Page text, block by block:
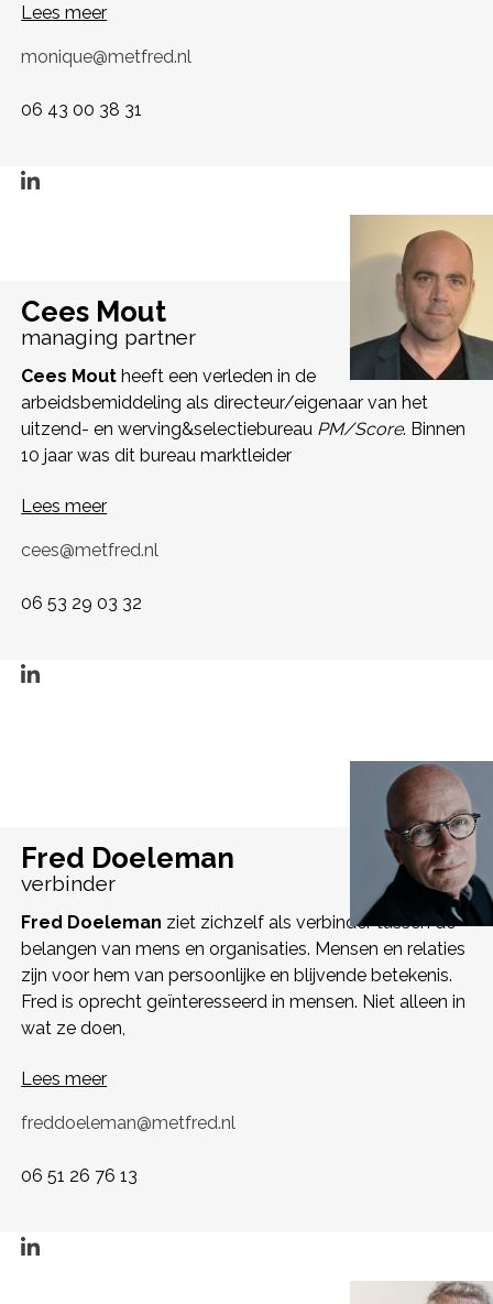
Lees meer
monique@metfred.nl
06 43 00 38 31
Cees Mout
managing partner
Cees Mout heeft een verleden in de
arbeidsbemiddeling als directeur/eigenaar van het
uitzend- en werving&selectiebureau PM/Score. Binnen
10 jaar was dit bureau marktleider
Lees meer
cees@metfred.nl
06 53 29 03 32
Fred Doeleman
verbinder
Fred Doeleman ziet zichzelf als verbinder tussen de
belangen van mens en organisaties. Mensen en relaties
zijn voor hem van persoonlijke en blijvende betekenis.
Fred is oprecht geïnteresseerd in mensen. Niet alleen in
wat ze doen,
Lees meer
freddoeleman@metfred.nl
06 51 26 76 13